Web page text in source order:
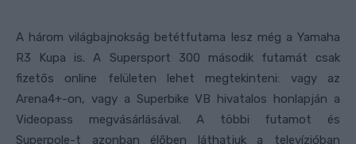
A három világbajnokság betétfutama lesz még a Yamaha
R3 Kupa is. A Supersport 300 második futamát csak
fizetős online felületen lehet megtekinteni: vagy az
Arena4+-on, vagy a Superbike VB hivatalos honlapján a
Videopass megvásárlásával. A többi futamot és
Superpole-t azonban élőben láthatjuk a televízióban